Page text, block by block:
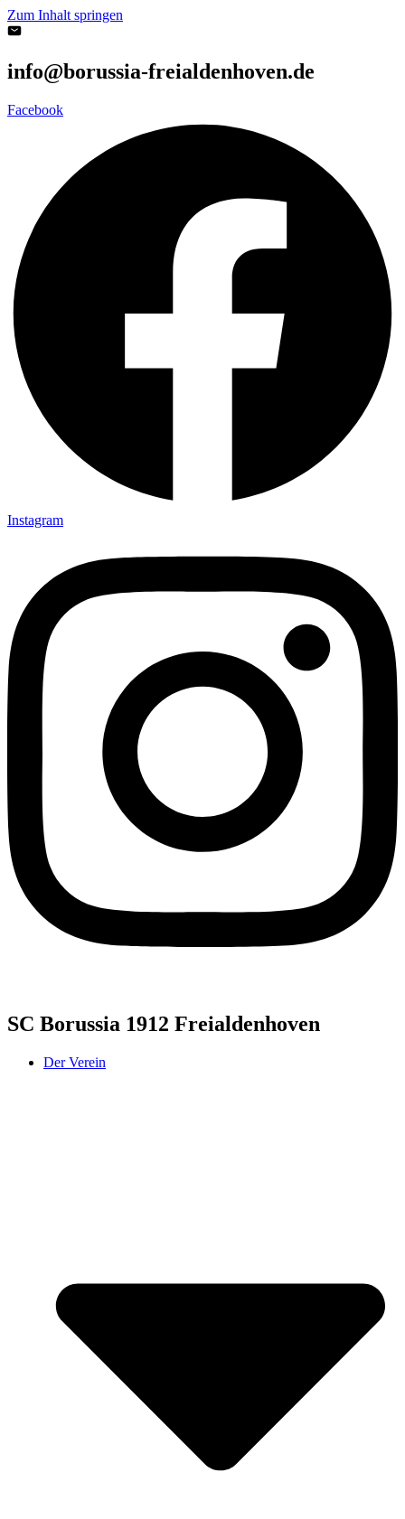
Zum Inhalt springen
info@borussia-freialdenhoven.de
Facebook
Instagram
SC Borussia 1912 Freialdenhoven
Der Verein